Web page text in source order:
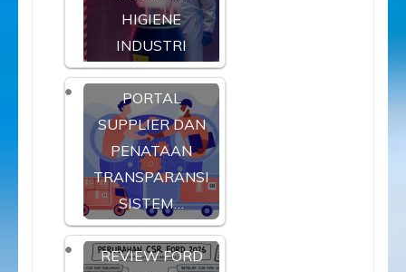
HIGIENE
INDUSTRI
PORTAL
SUPPLIER DAN
PENATAAN
TRANSPARANSI
SISTEM…
REVIEW FORD